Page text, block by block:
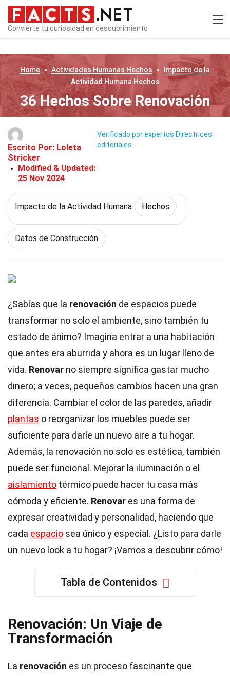
Convierte tu curiosidad en descubrimiento
Home Actividades Humanas Hechos
Impacto de la
Actividad Humana Hechos
36 Hechos Sobre Renovación
Escrito Por: Loleta
Stricker
Modified & Updated:
25 Nov 2024
Verificado por expertos Directrices
editoriales
Impacto de la Actividad Humana Hechos
Datos de Construcción
¿Sabías que la renovación de espacios puede
transformar no solo el ambiente, sino también tu
estado de ánimo? Imagina entrar a una habitación
que antes era aburrida y ahora es un lugar lleno de
vida. Renovar no siempre significa gastar mucho
dinero; a veces, pequeños cambios hacen una gran
diferencia. Cambiar el color de las paredes, añadir
plantas o reorganizar los muebles puede ser
suficiente para darle un nuevo aire a tu hogar.
Además, la renovación no solo es estética, también
puede ser funcional. Mejorar la iluminación o el
aislamiento térmico puede hacer tu casa más
cómoda y eficiente. Renovar es una forma de
expresar creatividad y personalidad, haciendo que
cada espacio sea único y especial. ¿Listo para darle
un nuevo look a tu hogar? ¡Vamos a descubrir cómo!
Tabla de Contenidos
Renovación: Un Viaje de
Transformación
La renovación es un proceso fascinante que